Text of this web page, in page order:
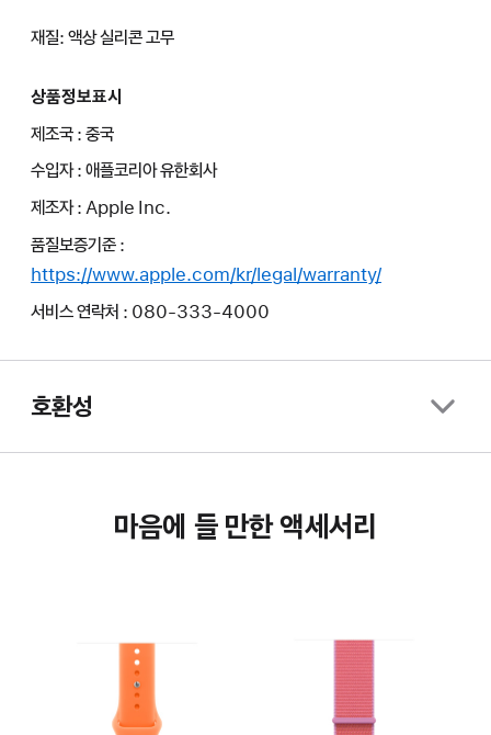
재질: 액상 실리콘 고무
상품정보표시
제조국 : 중국
수입자 : 애플코리아 유한회사
제조자 : Apple Inc.
품질보증기준 :
https://www.apple.com/kr/legal/warranty/
서비스 연락처 : 080-333-4000
호환성
마음에 들 만한 액세서리